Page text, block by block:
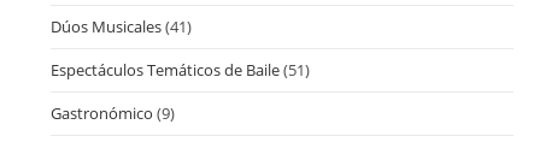
Dúos Musicales(41)
Espectáculos Temáticos de Baile(51)
Gastronómico (9)